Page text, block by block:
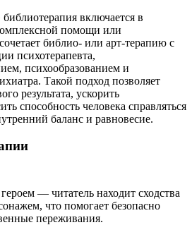
включается в
помощи или
библио- или арт-терапию с
психотерапевта,
психообразованием и
Такой подход позволяет
результата, ускорить
способность человека справляться
баланс и равновесие.
— читатель находит сходства
что помогает безопасно
переживания.